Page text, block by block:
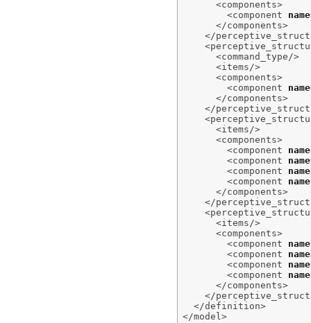
<components>
<component
name
</components>
</
<command_type/>
<items/>
<components>
<component
name
</components>
</
<items/>
<components>
<component
name
<component
name
<component
name
<component
name
</components>
</
<items/>
<components>
<component
name
<component
name
<component
name
<component
name
</components>
</
</definition>
</model>